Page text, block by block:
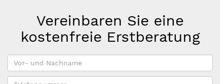
Vereinbaren Sie eine
kostenfreie Erstberatung
Vor-
und